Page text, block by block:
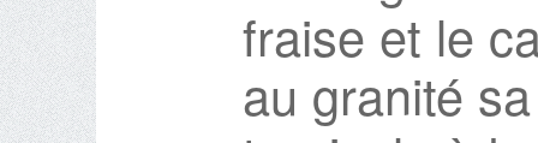
fraise et le
au granité